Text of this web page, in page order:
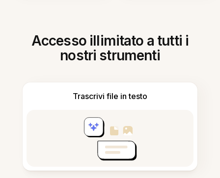
Accesso illimitato a tutti i
nostri strumenti
Trascrivi file in testo